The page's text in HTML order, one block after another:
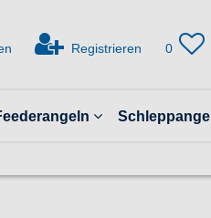
Registrieren 0